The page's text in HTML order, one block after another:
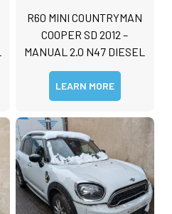
R60 MINI COUNTRYMAN
COOPER SD 2012 –
MANUAL 2.0 N47 DIESEL
LEARN MORE